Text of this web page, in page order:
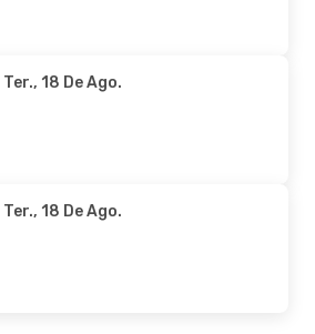
Ter., 18 De Ago.
Ter., 18 De Ago.